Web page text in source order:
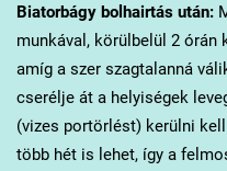
Biatorbágybolhairtás után:
munkával, körülbelül 2 órán
amíg a szer szagtalanná
cserélje át a helyiségek
(vizes portörlést) kerülni
több hét is lehet, így a